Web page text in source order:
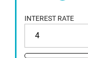
INTEREST RATE